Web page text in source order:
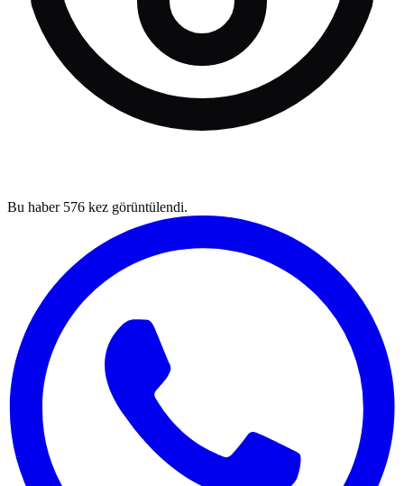
Bu haber 576 kez görüntülendi.